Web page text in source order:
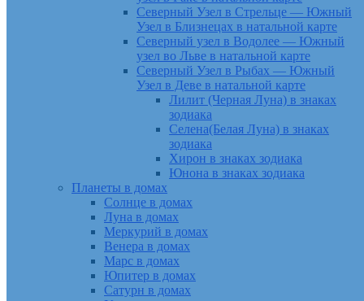
Северный Узел в Стрельце — Южный
Узел в Близнецах в натальной карте
Северный узел в Водолее — Южный
узел во Льве в натальной карте
Северный Узел в Рыбах — Южный
Узел в Деве в натальной карте
Лилит (Черная Луна) в знаках
зодиака
Селена(Белая Луна) в знаках
зодиака
Хирон в знаках зодиака
Юнона в знаках зодиака
Планеты в домах
Солнце в домах
Луна в домах
Меркурий в домах
Венера в домах
Марс в домах
Юпитер в домах
Сатурн в домах